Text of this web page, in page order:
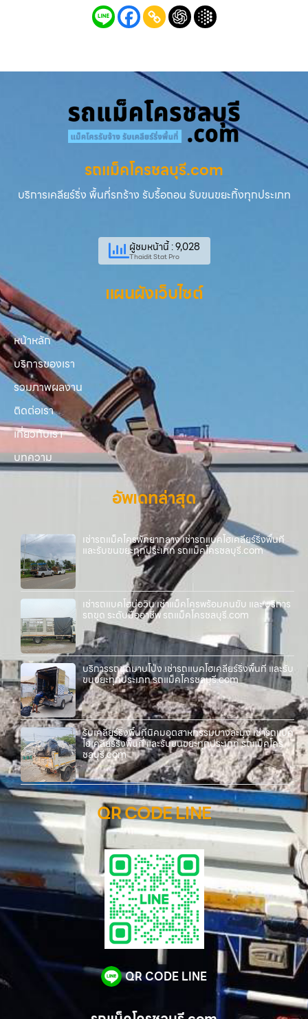
รถแม็คโครชลบุรี.com
บริการเคลียร์ริ่ง พื้นที่รกร้าง รับรื้อถอน รับขนขยะทิ้งทุกประเภท
ผู้ชมหน้านี้ : 9,028
Thaidit Stat Pro
แผนผังเว็บไซต์
หน้าหลัก
บริการของเรา
รวมภาพผลงาน
ติดต่อเรา
เกี่ยวกับเรา
บทความ
อัพเดทล่าสุด
เช่ารถแม็คโครพัทยากลาง เช่ารถแบคโฮเคลียร์ริ่งพื้นที่
และรับขนขยะทุกประเภท รถแม็คโครชลบุรี.com
เช่ารถแบคโฮบ่อวิน เช่าแม็คโครพร้อมคนขับ และ บริการ
รถขุด ระดับมืออาชีพ รถแม็คโครชลบุรี.com
บริการรถขุดมาบโป่ง เช่ารถแบคโฮเคลียร์ริ่งพื้นที่ และรับ
ขนขยะทุกประเภท รถแม็คโครชลบุรี.com
รับเคลียร์ริ่งพื้นที่นิคมอุตสาหกรรมบางละมุง เช่ารถแบค
โฮเคลียร์ริ่งพื้นที่ และรับขนขยะทุกประเภท รถแม็คโคร
ชลบุรี.com
QR CODE LINE
QR CODE LINE